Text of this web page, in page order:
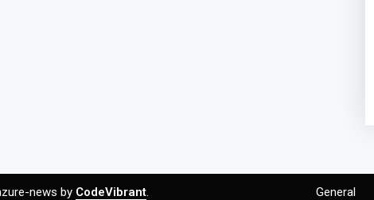
news by CodeVibrant. General